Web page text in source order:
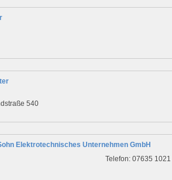
540
Elektrotechnisches Unternehmen GmbH
Telefon: 07635 1021